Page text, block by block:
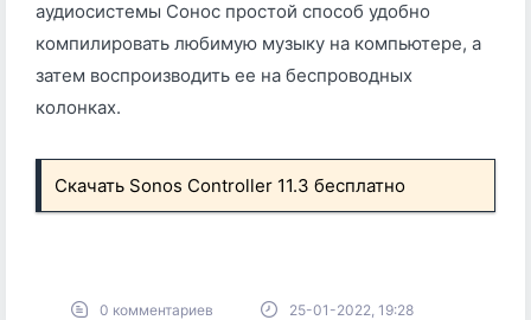
аудиосистемы Сонос простой способ удобно
компилировать любимую музыку на компьютере, а
затем воспроизводить ее на беспроводных
колонках.
Скачать Sonos Controller 11.3 бесплатно
0 комментариев 25-01-2022, 19:28